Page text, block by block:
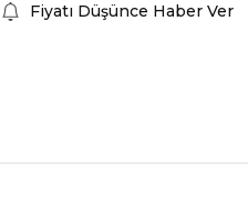
Fiyatı Düşünce Haber Ver